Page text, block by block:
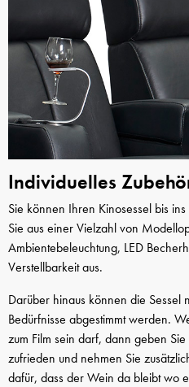
Individuelles
Sie können Ihren Kinosessel bis
Sie aus einer Vielzahl von
Ambientebeleuchtung, LED
Verstellbarkeit aus.
Darüber hinaus können die Sessel
Bedürfnisse abgestimmt werden.
zum Film sein darf, dann geben
zufrieden und nehmen Sie
dafür, dass der Wein da bleibt wo